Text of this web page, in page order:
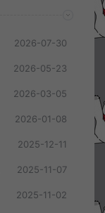
2026-07-30
2026-05-23
2026-03-05
2026-01-08
2025-12-11
2025-11-07
2025-11-02